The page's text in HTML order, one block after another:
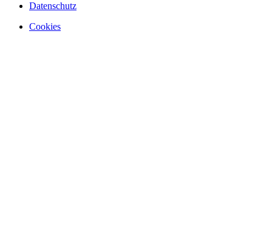
Datenschutz
Cookies